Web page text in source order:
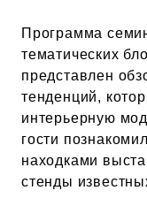
Программа
тематических
представлен
тенденций,
интерьерную
гости
находками
стенды